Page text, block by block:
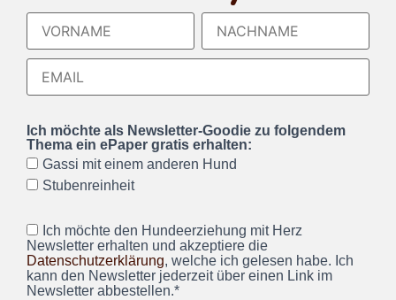
Ich möchte als Newsletter-Goodie zu folgendem
Thema ein ePaper gratis erhalten:
Gassi mit einem anderen Hund
Stubenreinheit
Ich möchte den Hundeerziehung mit Herz
Newsletter erhalten und akzeptiere die
Datenschutzerklärung, welche ich gelesen habe. Ich
kann den Newsletter jederzeit über einen Link im
Newsletter abbestellen.*